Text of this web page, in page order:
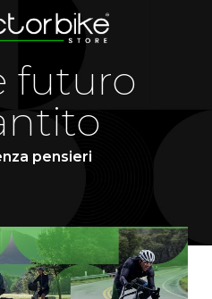
futuro
pensieri